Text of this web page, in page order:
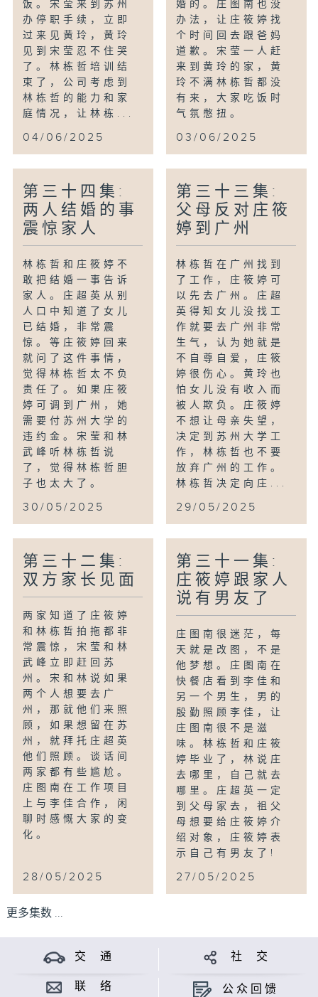
饭。宋莹来到苏州
办停职手续，立即
过来见黄玲，黄玲
见到宋莹忍不住哭
了。林栋哲培训结
束了，公司考虑到
林栋哲的能力和家
庭情况，让林栋...
04/06/2025
婚的。庄图南也没
办法，让庄筱婷找
个时间回去跟爸妈
道歉。宋莹一人赶
来到黄玲的家，黄
玲不满林栋哲都没
有来，大家吃饭时
气氛憋扭。
03/06/2025
第三十四集:
两人结婚的事
震惊家人
林栋哲和庄筱婷不
敢把结婚一事告诉
家人。庄超英从别
人口中知道了女儿
已结婚，非常震
惊。等庄筱婷回来
就问了这件事情，
觉得林栋哲太不负
责任了。如果庄筱
婷可调到广州，她
需要付苏州大学的
违约金。宋莹和林
武峰听林栋哲说
了，觉得林栋哲胆
子也太大了。
30/05/2025
第三十三集:
父母反对庄筱
婷到广州
林栋哲在广州找到
了工作，庄筱婷可
以先去广州。庄超
英得知女儿没找工
作就要去广州非常
生气，认为她就是
不自尊自爱，庄筱
婷很伤心。黄玲也
怕女儿没有收入而
被人欺负。庄筱婷
不想让母亲失望，
决定到苏州大学工
作，林栋哲也不要
放弃广州的工作。
林栋哲决定向庄...
29/05/2025
第三十二集:
双方家长见面
两家知道了庄筱婷
和林栋哲拍拖都非
常震惊，宋莹和林
武峰立即赶回苏
州。宋和林说如果
两个人想要去广
州，那就他们来照
顾，如果想留在苏
州，就拜托庄超英
他们照顾。谈话间
两家都有些尴尬。
庄图南在工作项目
上与李佳合作，闲
聊时感慨大家的变
化。
28/05/2025
第三十一集:
庄筱婷跟家人
说有男友了
庄图南很迷茫，每
天就是改图，不是
他梦想。庄图南在
快餐店看到李佳和
另一个男生，男的
殷勤照顾李佳，让
庄图南很不是滋
味。林栋哲和庄筱
婷毕业了，林说庄
去哪里，自己就去
哪里。庄超英一定
到父母家去，祖父
母想要给庄筱婷介
绍对象，庄筱婷表
示自己有男友了!
27/05/2025
更多集数 ...
交 通 社 交
联 络 公众回馈